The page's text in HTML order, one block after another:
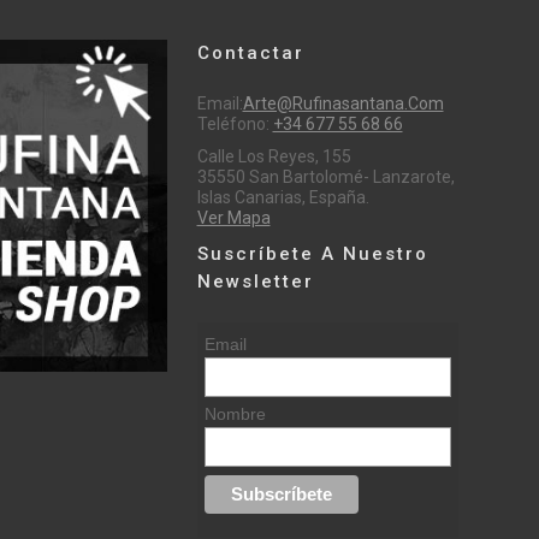
Contactar
Email:Arte@rufinasantana.com
Teléfono: +34 677 55 68 66
Calle Los Reyes, 155
35550 San Bartolomé- Lanzarote,
Islas Canarias, España.
Ver Mapa
Suscríbete A Nuestro
Newsletter
Email
Nombre